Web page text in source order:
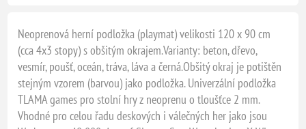
Neoprenová herní podložka (playmat) velikosti 120 x 90 cm
(cca 4x3 stopy) s obšitým okrajem.Varianty: beton, dřevo,
vesmír, poušť, oceán, tráva, láva a černá.Obšitý okraj je potištěn
stejným vzorem (barvou) jako podložka. Univerzální podložka
TLAMA games pro stolní hry z neoprenu o tloušťce 2 mm.
Vhodné pro celou řadu deskových i válečných her jako jsou